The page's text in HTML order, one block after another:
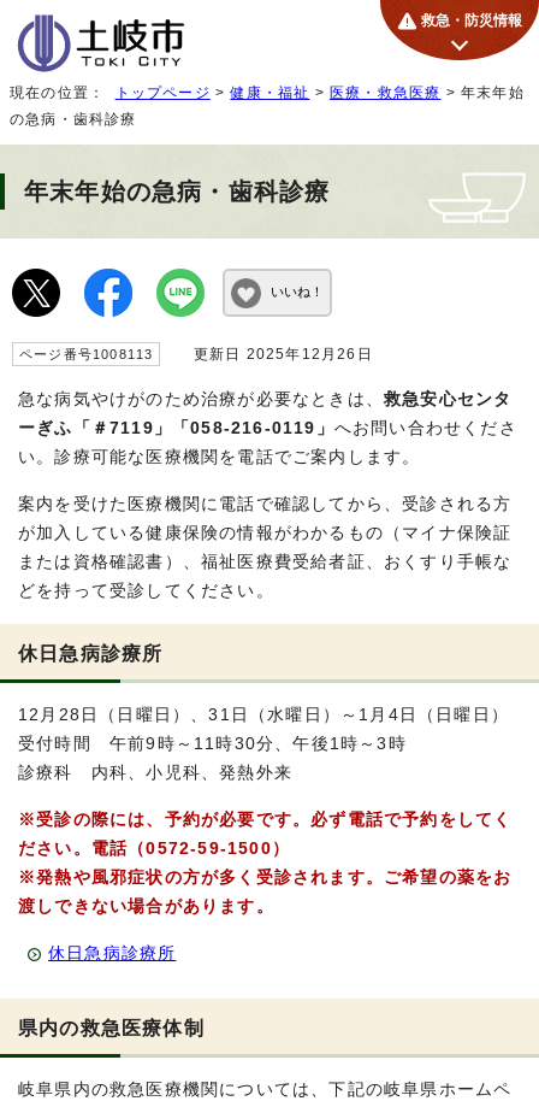
救急・防災情報
現在の位置： トップページ >健康・福祉 >医療・救急医療 > 年末年始
の急病・歯科診療
年末年始の急病・歯科診療
いいね！
ページ番号1008113 更新日 2025年12月26日
急な病気やけがのため治療が必要なときは、救急安心センタ
ーぎふ「＃7119」「058-216-0119」 へお問い合わせくださ
い。診療可能な医療機関を電話でご案内します。
案内を受けた医療機関に電話で確認してから、受診される方
が加入している健康保険の情報がわかるもの（マイナ保険証
または資格確認書）、福祉医療費受給者証、おくすり手帳な
どを持って受診してください。
休日急病診療所
12月28日（日曜日）、31日（水曜日）～1月4日（日曜日）
受付時間 午前9時～11時30分、午後1時～3時
診療科 内科、小児科、発熱外来
※受診の際には、予約が必要です。必ず電話で予約をしてく
ださい。電話（0572-59-1500）
※発熱や風邪症状の方が多く受診されます。ご希望の薬をお
渡しできない場合があります。
休日急病診療所
県内の救急医療体制
岐阜県内の救急医療機関については、下記の岐阜県ホームペ